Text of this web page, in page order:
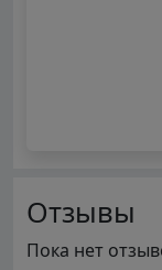
Отзывы
Пока нет